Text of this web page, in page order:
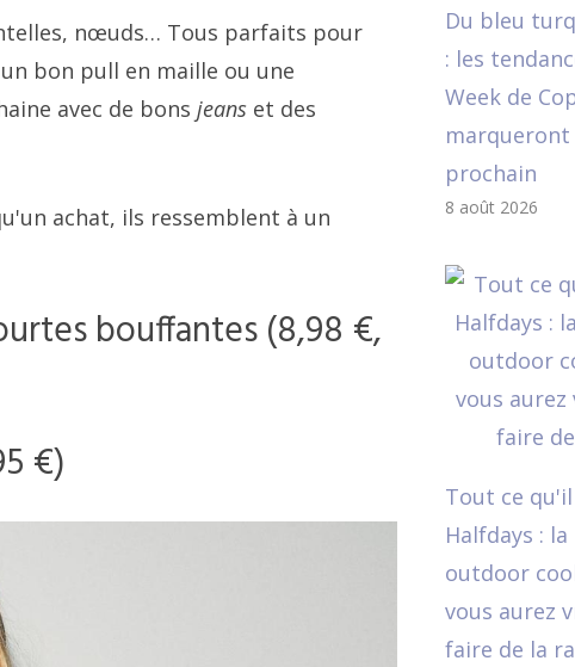
nœuds… Tous parfaits pour
bon pull en maille ou une
avec de bons jeans et des
achat, ils ressemblent à un
bouffantes (8,98 €,
€)
Du bleu
: les
Week de
prochain
8 août 2026
Tout ce
Halfdays :
outdoor
vous aurez
faire de la